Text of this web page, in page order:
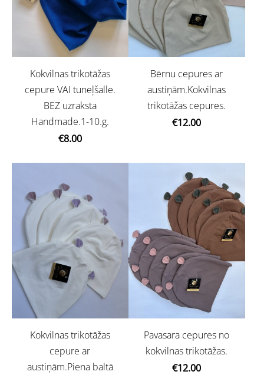
Kokvilnas trikotāžas
cepure VAI tuneļšalle.
BEZ uzraksta
Handmade.1-10.g.
€8.00
Bērnu cepures ar
austiņām.Kokvilnas
trikotāžas cepures.
€12.00
Kokvilnas trikotāžas
cepure ar
austiņām.Piena baltā
Pavasara cepures no
kokvilnas trikotāžas.
€12.00